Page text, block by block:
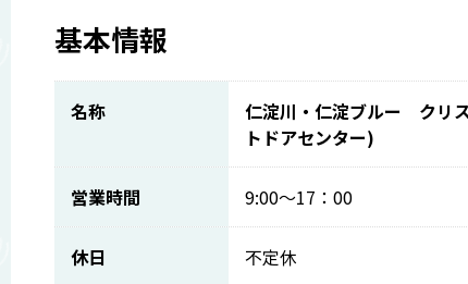
基本情報
名称
仁淀川・仁淀ブルー クリ
トドアセンター)
営業時間 9:00～17：00
休日 不定休